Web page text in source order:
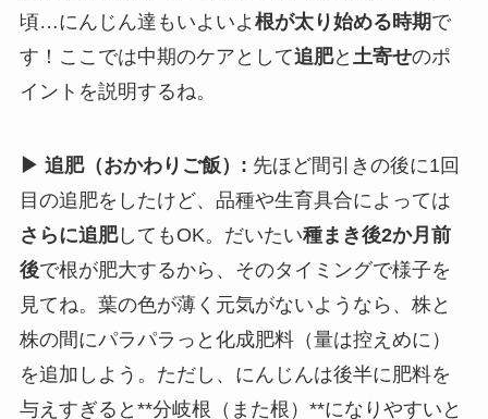
頃…にんじん達もいよいよ 根が太り始める時期で
す！ここでは中期のケアとして追肥と 土寄せのポ
イントを説明するね。
▶ 追肥（おかわりご飯）: 先ほど間引きの後に1回
目の追肥をしたけど、品種や生育具合によっては
さらに追肥してもOK。だいたい種まき後2か月前
後で根が肥大するから、そのタイミングで様子を
見てね。葉の色が薄く元気がないようなら、株と
株の間にパラパラっと化成肥料（量は控えめに）
を追加しよう。ただし、にんじんは後半に肥料を
与えすぎると**分岐根（また根）**になりやすいと